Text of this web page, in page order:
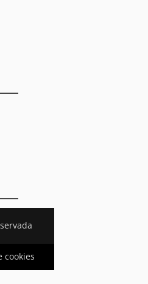
cookies